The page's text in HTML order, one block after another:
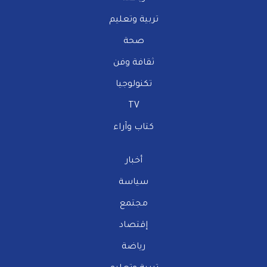
تربية وتعليم
صحة
ثقافة وفن
تكنولوجيا
TV
كتاب وآراء
أخبار
سياسة
مجتمع
إقتصاد
رياضة